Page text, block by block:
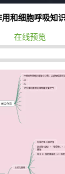
和细胞呼吸知
在线预览